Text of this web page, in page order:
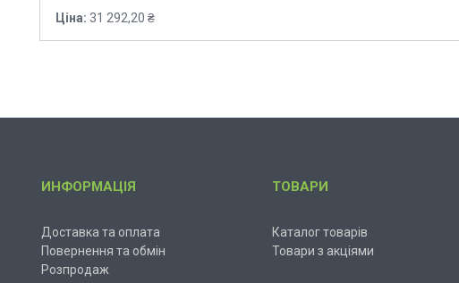
Ціна: 31 292,20 ₴
ИНФОРМАЦІЯ
Доставка та оплата
Повернення та обмін
Розпродаж
ТОВАРИ
Каталог товарів
Товари з акціями